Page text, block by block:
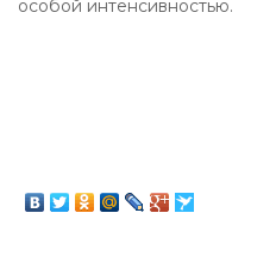
особой интенсивностью.